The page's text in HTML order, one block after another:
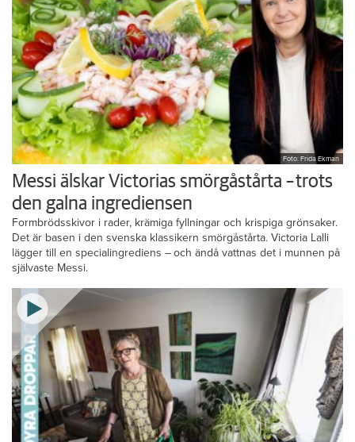
Foto: Frida Ekman
Messi älskar Victorias smörgåstårta – trots
den galna ingrediensen
Formbrödsskivor i rader, krämiga fyllningar och krispiga grönsaker.
Det är basen i den svenska klassikern smörgåstårta. Victoria Lalli
lägger till en specialingrediens – och ändå vattnas det i munnen på
självaste Messi.